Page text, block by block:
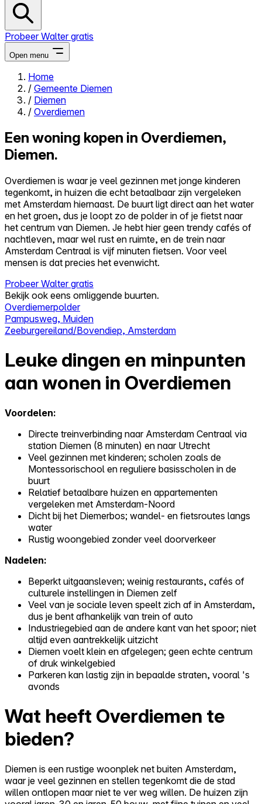
Probeer Walter gratis
Open menu
Close menu
Zelf kopen
Reviews
Prijzen
Log in
Probeer Walter gratis
Home
/ Gemeente Diemen
/ Diemen
/ Overdiemen
Een woning kopen in Overdiemen,
Diemen.
Overdiemen is waar je veel gezinnen met jonge kinderen
tegenkomt, in huizen die echt betaalbaar zijn vergeleken
met Amsterdam hiernaast. De buurt ligt direct aan het water
en het groen, dus je loopt zo de polder in of je fietst naar
het centrum van Diemen. Je hebt hier geen trendy cafés of
nachtleven, maar wel rust en ruimte, en de trein naar
Amsterdam Centraal is vijf minuten fietsen. Voor veel
mensen is dat precies het evenwicht.
Probeer Walter gratis
Bekijk ook eens omliggende buurten.
Overdiemerpolder
Pampusweg, Muiden
Zeeburgereiland/Bovendiep, Amsterdam
Leuke dingen en minpunten
aan wonen in Overdiemen
Voordelen:
Directe treinverbinding naar Amsterdam Centraal via
station Diemen (8 minuten) en naar Utrecht
Veel gezinnen met kinderen; scholen zoals de
Montessorischool en reguliere basisscholen in de
buurt
Relatief betaalbare huizen en appartementen
vergeleken met Amsterdam-Noord
Dicht bij het Diemerbos; wandel- en fietsroutes langs
water
Rustig woongebied zonder veel doorverkeer
Nadelen:
Beperkt uitgaansleven; weinig restaurants, cafés of
culturele instellingen in Diemen zelf
Veel van je sociale leven speelt zich af in Amsterdam,
dus je bent afhankelijk van trein of auto
Industriegebied aan de andere kant van het spoor; niet
altijd even aantrekkelijk uitzicht
Diemen voelt klein en afgelegen; geen echte centrum
of druk winkelgebied
Parkeren kan lastig zijn in bepaalde straten, vooral 's
avonds
Wat heeft Overdiemen te
bieden?
Diemen is een rustige woonplek net buiten Amsterdam,
waar je veel gezinnen en stellen tegenkomt die de stad
willen ontlopen maar niet te ver weg willen. De huizen zijn